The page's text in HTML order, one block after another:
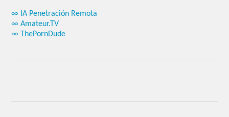
∞ IA Penetración Remota
∞ Amateur.TV
∞ ThePornDude